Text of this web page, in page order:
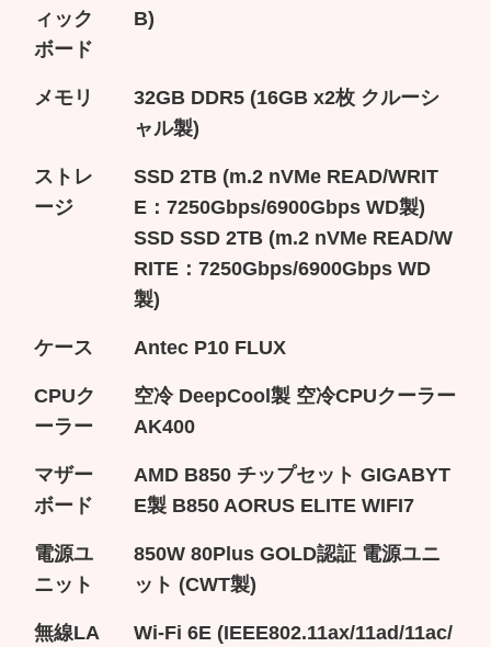
ィック
ボード
B)
メモリ
32GB DDR5 (16GB x2枚 クルーシ
ャル製)
ストレ
ージ
SSD 2TB (m.2 nVMe READ/WRIT
E：7250Gbps/6900Gbps WD製)
SSD SSD 2TB (m.2 nVMe READ/W
RITE：7250Gbps/6900Gbps WD
製)
ケース Antec P10 FLUX
CPUク
ーラー
空冷 DeepCool製 空冷CPUクーラー
AK400
マザー
ボード
AMD B850 チップセット GIGABYT
E製 B850 AORUS ELITE WIFI7
電源ユ
ニット
850W 80Plus GOLD認証 電源ユニ
ット (CWT製)
無線LA
Wi-Fi 6E (IEEE802.11ax/11ad/11ac/